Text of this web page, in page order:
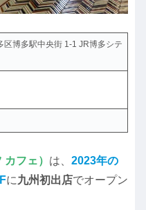
博多駅中央街 1-1 JR博多シテ
フェ） は、 2023年の
に九州初出店でオープン